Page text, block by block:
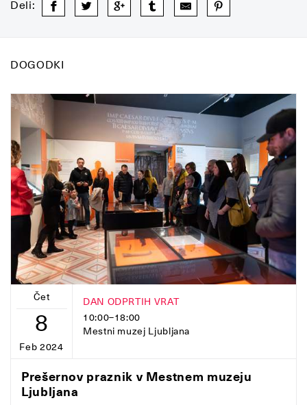
Deli:
DOGODKI
Čet
8
Feb 2024
DAN ODPRTIH VRAT
10:00–18:00
Mestni muzej Ljubljana
Prešernov praznik v Mestnem muzeju
Ljubljana